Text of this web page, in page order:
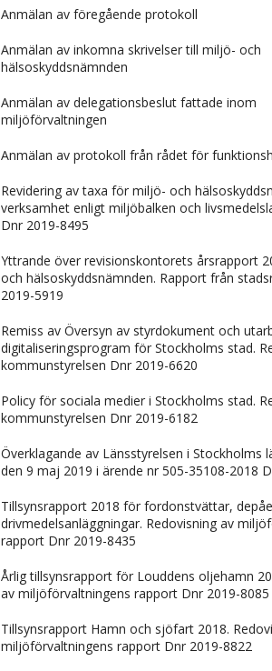
Anmälan av föregående protokoll
Anmälan av inkomna skrivelser till miljö- och
hälsoskyddsnämnden
Anmälan av delegationsbeslut fattade inom
miljöförvaltningen
Anmälan av protokoll från rådet för
Revidering av taxa för miljö- och
verksamhet enligt miljöbalken och
Dnr 2019-8495
Yttrande över revisionskontorets årsrapport
och hälsoskyddsnämnden. Rapport från
2019-5919
Remiss av Översyn av styrdokument och
digitaliseringsprogram för Stockholms stad.
kommunstyrelsen Dnr 2019-6620
Policy för sociala medier i Stockholms stad.
kommunstyrelsen Dnr 2019-6182
Överklagande av Länsstyrelsen i Stockholms
den 9 maj 2019 i ärende nr 505-35108-2018
Tillsynsrapport 2018 för fordonstvättar,
drivmedelsanläggningar. Redovisning av
rapport Dnr 2019-8435
Årlig tillsynsrapport för Louddens oljehamn
av miljöförvaltningens rapport Dnr 2019-8085
Tillsynsrapport Hamn och sjöfart 2018.
miljöförvaltningens rapport Dnr 2019-8822